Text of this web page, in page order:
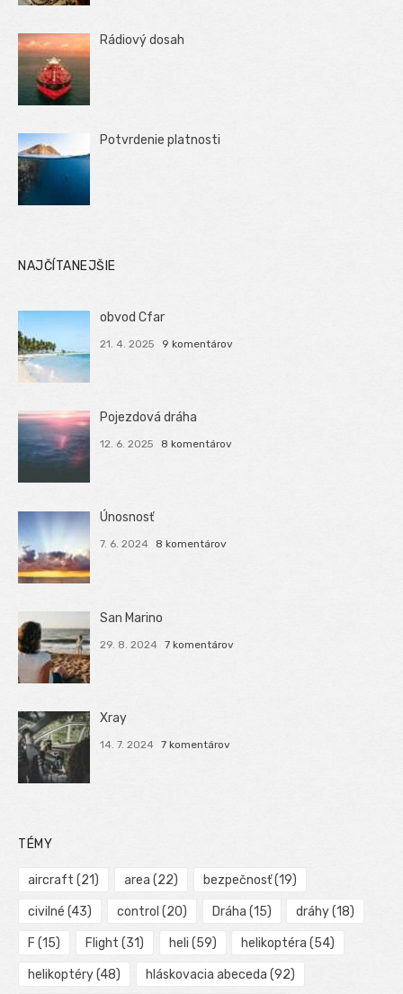
Rádiový dosah
Potvrdenie platnosti
NAJČÍTANEJŠIE
obvod Cfar
21. 4. 2025 9 komentárov
Pojezdová dráha
12. 6. 2025 8 komentárov
Únosnosť
7. 6. 2024 8 komentárov
San Marino
29. 8. 2024 7 komentárov
Xray
14. 7. 2024 7 komentárov
TÉMY
aircraft (21) area (22) bezpečnosť(19)
civilné (43) control (20) Dráha (15) dráhy(18)
F (15) Flight (31) heli (59) helikoptéra (54)
helikoptéry(48) hláskovacia abeceda (92)